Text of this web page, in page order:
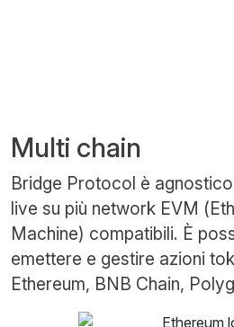
Multi chain
Bridge Protocol è
live su più network EVM
Machine) compatibili. È
emettere e gestire azioni
Ethereum, BNB Chain,